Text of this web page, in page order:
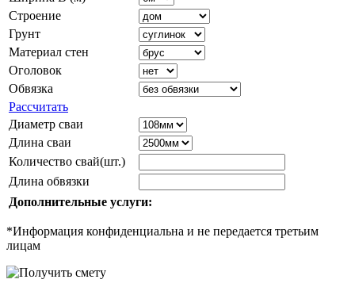
Строение
Грунт
Материал стен
Оголовок
Обвязка
Рассчитать
Диаметр сваи
Длина сваи
Количество свай(шт.)
Длина обвязки
Дополнительные услуги:
*Информация конфиденциальна и не передается третьим
лицам